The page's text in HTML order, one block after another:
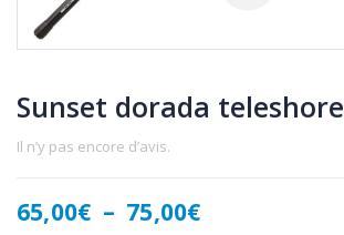
Sunset dorada teleshore
Il n’y pas encore d’avis.
65,00€ – 75,00€Plage